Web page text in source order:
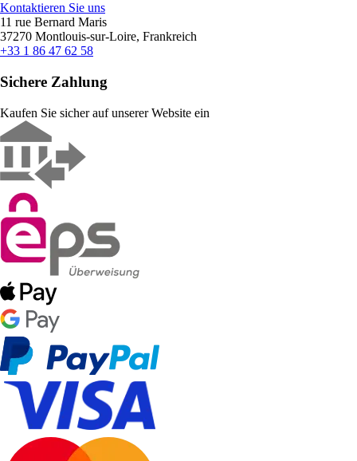
Kontaktieren Sie uns
11 rue Bernard Maris
37270 Montlouis-sur-Loire, Frankreich
+33 1 86 47 62 58
Sichere Zahlung
Kaufen Sie sicher auf unserer Website ein